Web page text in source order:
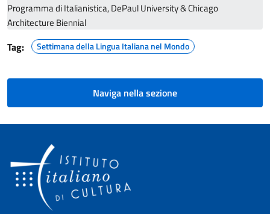
Programma di Italianistica, DePaul University & Chicago
Architecture Biennial
Tag: Settimana della Lingua Italiana nel Mondo
Naviga nella sezione